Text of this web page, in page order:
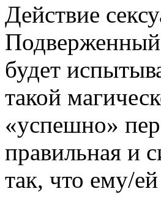
Действие
будет
такой
«успешно»
правильная и
так, что ему/